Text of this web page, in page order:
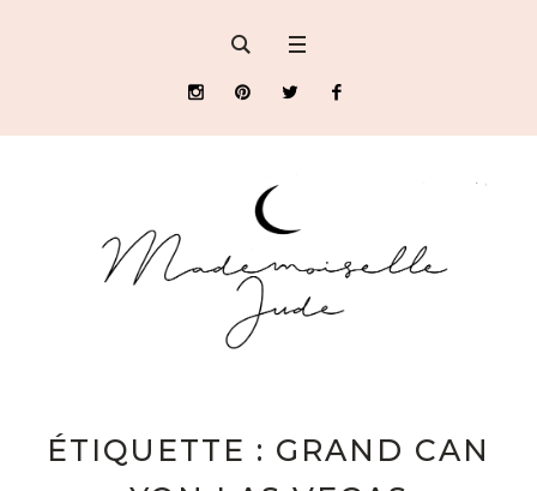
ÉTIQUETTE : GRAND CAN